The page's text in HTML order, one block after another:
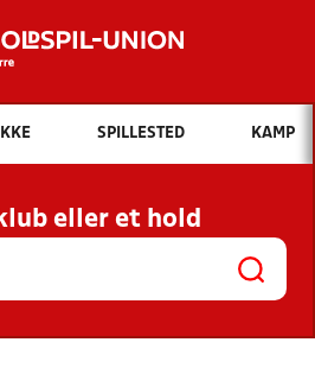
Hvad vil du søge efter?
INDHOLD OG NYHEDER
KLUBBER OG
HOLD
SPILLESTED KAMP
eller et hold